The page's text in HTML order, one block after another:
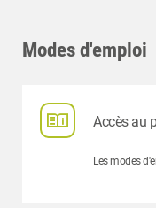
Modes d'emploi
Accès au
Les modes